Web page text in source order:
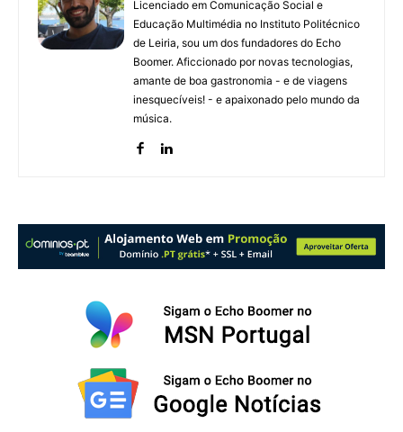
Licenciado em Comunicação Social e
Educação Multimédia no Instituto Politécnico
de Leiria, sou um dos fundadores do Echo
Boomer. Aficcionado por novas tecnologias,
amante de boa gastronomia - e de viagens
inesquecíveis! - e apaixonado pelo mundo da
música.